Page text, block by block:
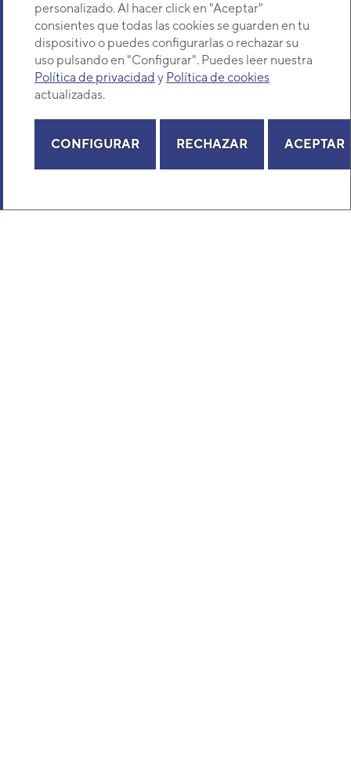
personalizado. Al hacer click en "Aceptar"
consientes que todas las cookies se guarden en tu
dispositivo o puedes configurarlas o rechazar su
uso pulsando en "Configurar". Puedes leer nuestra
Política de privacidad y Política de cookies
actualizadas.
CONFIGURAR RECHAZAR ACEPTAR